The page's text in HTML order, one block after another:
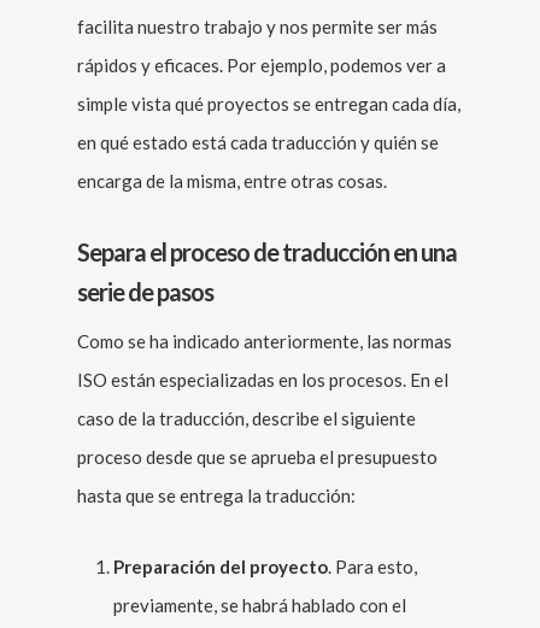
facilita nuestro trabajo y nos permite ser más
rápidos y eficaces. Por ejemplo, podemos ver a
simple vista qué proyectos se entregan cada día,
en qué estado está cada traducción y quién se
encarga de la misma, entre otras cosas.
Separa el proceso de traducción en una
serie de pasos
Como se ha indicado anteriormente, las normas
ISO están especializadas en los procesos. En el
caso de la traducción, describe el siguiente
proceso desde que se aprueba el presupuesto
hasta que se entrega la traducción:
Preparación del proyecto. Para esto,
previamente, se habrá hablado con el